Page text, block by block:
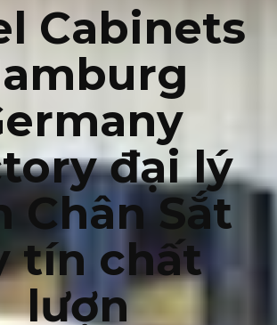
Cabinets
đại lý
Chân Sắt
tín chất
lượn